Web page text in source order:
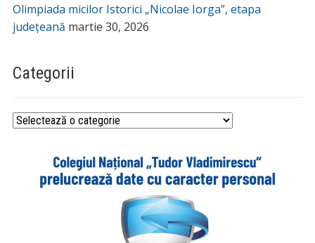
Olimpiada micilor Istorici „Nicolae Iorga”, etapa
județeană martie 30, 2026
Categorii
Categorii